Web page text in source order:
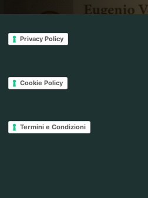
Privacy Policy
Cookie Policy
Termini e Condizioni